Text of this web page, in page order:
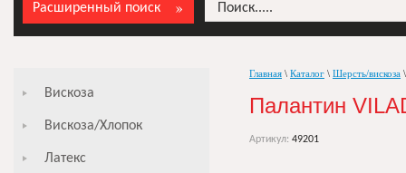
Расширенный поиск
Вискоза
Вискоза/Хлопок
Латекс
Главная \ Каталог \ Шерсть/вискоза
Палантин
Артикул: 49201